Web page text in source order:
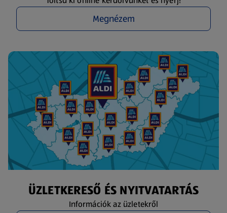
Megnézem
ÜZLETKERESŐ ÉS NYITVATARTÁS
Információk az üzletekről